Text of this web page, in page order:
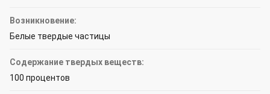
Возникновение:
Белые твердые частицы
Содержание твердых веществ:
100 процентов